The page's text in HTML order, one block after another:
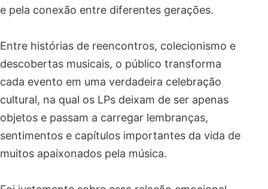
e pela conexão entre diferentes gerações.
Entre histórias de reencontros, colecionismo e
descobertas musicais, o público transforma
cada evento em uma verdadeira celebração
cultural, na qual os LPs deixam de ser apenas
objetos e passam a carregar lembranças,
sentimentos e capítulos importantes da vida de
muitos apaixonados pela música.